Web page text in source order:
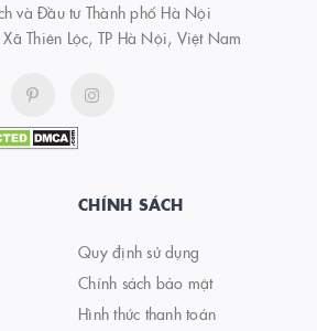
và Đầu tư Thành phố Hà Nội
Thiên Lộc, TP Hà Nội, Việt Nam
CHÍNH SÁCH
Quy định sử dụng
Chính sách bảo mật
Hình thức thanh toán